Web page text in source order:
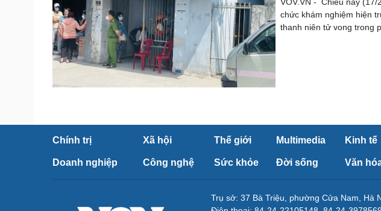
VOV.VN - Chiều nay (17/
chức khám nghiệm hiện
thanh niên tử vong trong
Chính trị Xã hội Thế giới Multimedia Kinh tế
Doanh nghiệp Công nghệ Sức khỏe Đời sống Văn
Trụ sở: 37 Bà Triệu, phường Cửa Nam, Hà